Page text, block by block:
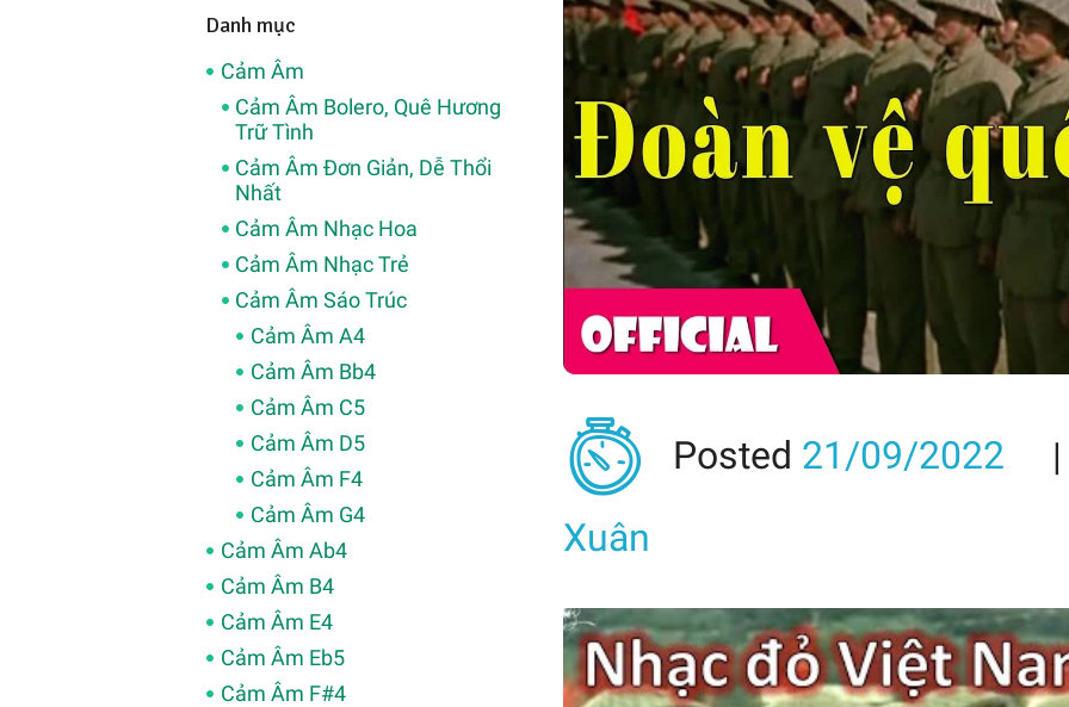
Posted 21/09/2022
Xuân
Danh mục
Cảm Âm
Cảm Âm Bolero, Quê Hương
Trữ Tình
Cảm Âm Đơn Giản, Dễ Thổi
Nhất
Cảm Âm Nhạc Hoa
Cảm Âm Nhạc Trẻ
Cảm Âm Sáo Trúc
Cảm Âm A4
Cảm Âm Bb4
Cảm Âm C5
Cảm Âm D5
Cảm Âm F4
Cảm Âm G4
Cảm Âm Ab4
Cảm Âm B4
Cảm Âm E4
Cảm Âm Eb5
Cảm Âm F#4